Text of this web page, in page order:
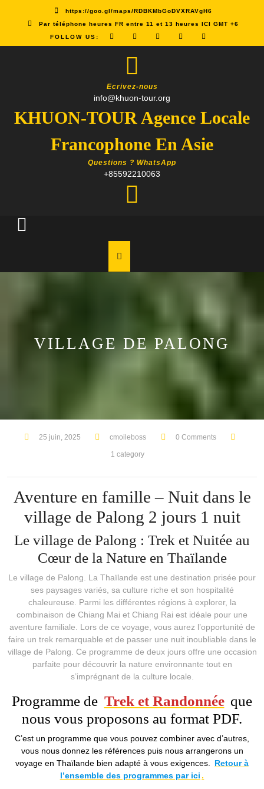
https://goo.gl/maps/RDBKMbGoDVXRAVgH6
Par téléphone heures FR entre 11 et 13 heures ICI GMT +6
FOLLOW US:
Ecrivez-nous
info@khuon-tour.org
KHUON-TOUR Agence Locale
Francophone En Asie
Questions ? WhatsApp
+85592210063
Button
VILLAGE DE PALONG
25 juin, 2025 cmoileboss 0 Comments
1 category
Aventure en famille – Nuit dans le
village de Palong 2 jours 1 nuit
Le village de Palong : Trek et Nuitée au
Cœur de la Nature en Thaïlande
Le village de Palong. La Thaïlande est une destination prisée pour
ses paysages variés, sa culture riche et son hospitalité
chaleureuse. Parmi les différentes régions à explorer, la
combinaison de Chiang Mai et Chiang Rai est idéale pour une
aventure familiale. Lors de ce voyage, vous aurez l’opportunité de
faire un trek remarquable et de passer une nuit inoubliable dans le
village de Palong. Ce programme de deux jours offre une occasion
parfaite pour découvrir la nature environnante tout en
s’imprégnant de la culture locale.
Programme de Trek et Randonnée que
nous vous proposons au format PDF.
C’est un programme que vous pouvez combiner avec d’autres,
vous nous donnez les références puis nous arrangerons un
voyage en Thaïlande bien adapté à vous exigences.
Retour à
l’ensemble des programmes par ici .